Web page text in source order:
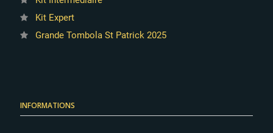
Kit Expert
Grande Tombola St Patrick 2025
INFORMATIONS